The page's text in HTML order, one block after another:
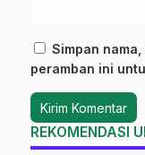
Simpan
peramban ini
REKOMENDASI